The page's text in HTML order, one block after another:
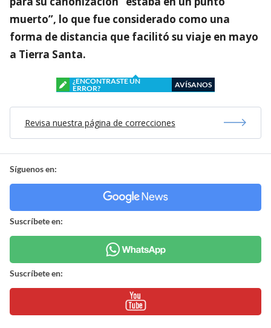
muerto”, lo que fue considerado como una
forma de distancia que facilitó su viaje en mayo
a Tierra Santa.
¿ENCONTRASTE UN
ERROR?
AVÍSANOS
Revisa nuestra página de correcciones
Síguenos en:
Suscríbete en:
Suscríbete en: